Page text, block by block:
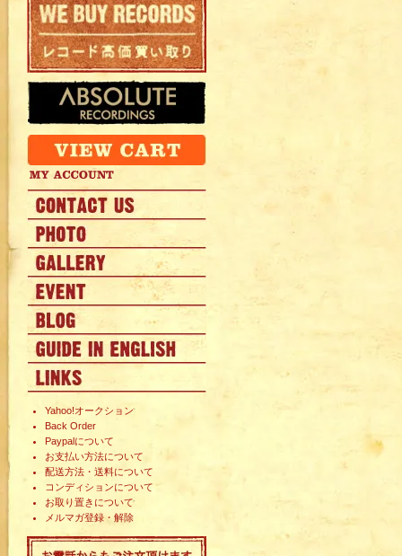
Yahoo!オークション
Back Order
Paypalについて
お支払い方法について
配送方法・送料について
コンディションについて
お取り置きについて
メルマガ登録・解除